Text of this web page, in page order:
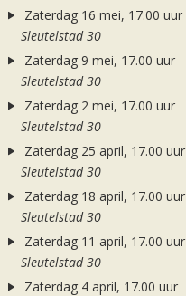
Zaterdag 16 mei, 17.00 uur
Sleutelstad 30
Zaterdag 9 mei, 17.00 uur
Sleutelstad 30
Zaterdag 2 mei, 17.00 uur
Sleutelstad 30
Zaterdag 25 april, 17.00 uur
Sleutelstad 30
Zaterdag 18 april, 17.00 uur
Sleutelstad 30
Zaterdag 11 april, 17.00 uur
Sleutelstad 30
Zaterdag 4 april, 17.00 uur